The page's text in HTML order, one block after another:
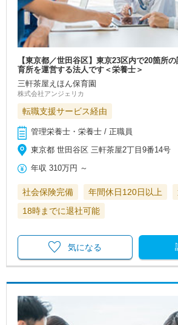
【東京都／世田谷区】東京23区内で20箇所
育所を運営する法人です＜栄養士＞
三軒茶屋えほん保育園
株式会社アンジェリカ
転職支援サービス経由
管理栄養士・栄養士 / 正職員
東京都 世田谷区 三軒茶屋2丁目9番14号
年収 310万円 ～
社会保険完備 年間休日120日以上
18時までに退社可能
気になる